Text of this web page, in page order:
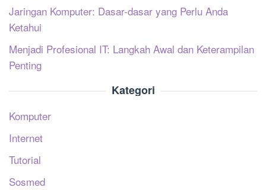
Jaringan Komputer: Dasar-dasar yang Perlu Anda
Ketahui
Menjadi Profesional IT: Langkah Awal dan Keterampilan
Penting
Kategori
Komputer
Internet
Tutorial
Sosmed